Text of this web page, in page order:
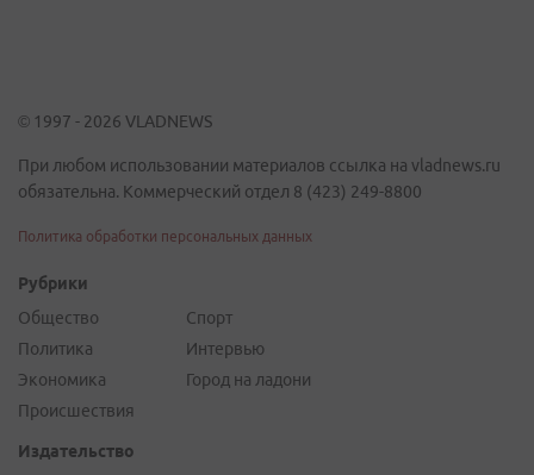
© 1997 - 2026 VLADNEWS
При любом использовании материалов ссылка на vladnews.ru
обязательна. Коммерческий отдел 8 (423) 249-8800
Политика обработки персональных данных
Рубрики
Общество
Политика
Экономика
Происшествия
Спорт
Интервью
Город на ладони
Издательство